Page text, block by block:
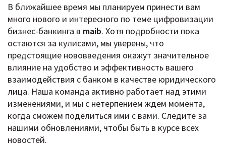
В ближайшее время мы планируем принести вам
много нового и интересного по теме цифровизации
бизнес-банкинга в maib. Хотя подробности пока
остаются за кулисами, мы уверены, что
предстоящие нововведения окажут значительное
влияние на удобство и эффективность вашего
взаимодействия с банком в качестве юридического
лица. Наша команда активно работает над этими
изменениями, и мы с нетерпением ждем момента,
когда сможем поделиться ими с вами. Следите за
нашими обновлениями, чтобы быть в курсе всех
новостей.